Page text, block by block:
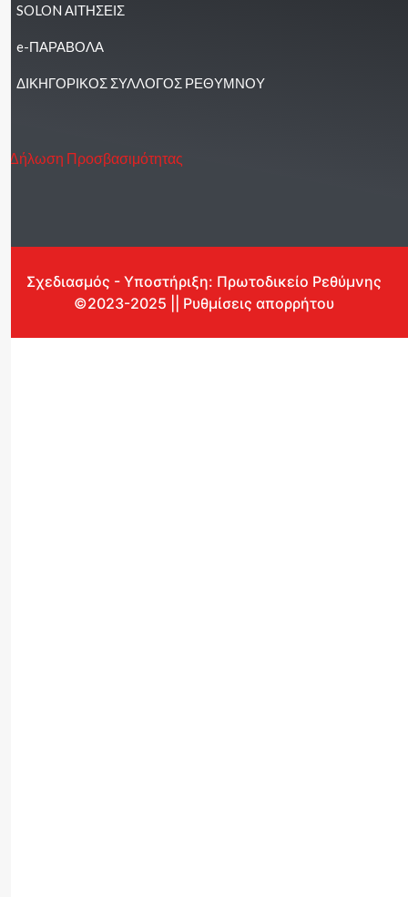
SOLON ΑΙΤΗΣΕΙΣ
e-ΠΑΡΑΒΟΛΑ
ΔΙΚΗΓΟΡΙΚΟΣ ΣΥΛΛΟΓΟΣ ΡΕΘΥΜΝΟΥ
Δήλωση Προσβασιμότητας
Σχεδιασμός - Υποστήριξη: Πρωτοδικείο Ρεθύμνης
©2023-2025 || Ρυθμίσεις απορρήτου